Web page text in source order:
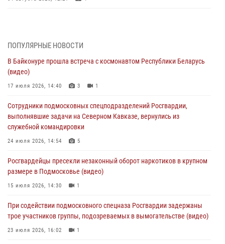
04 августа 2026, 12:15
Росгвардейцы пресекли кражу из супермаркета в Подмосковье
(видео)
03 августа 2026, 15:32
Росгвардейцы пресекли кражу сантехники, совершённую
«семейным подрядом» в Подмосковье (видео)
03 августа 2026, 15:08
«Пересвет»
02 августа 2026, 18:01 8
«Радио 1»
01 августа 2026, 17:57
ПОПУЛЯРНЫЕ НОВОСТИ
В Байконуре прошла встреча с космонавтом Республики Беларусь
(видео)
17 июля 2026, 14:40 3 1
Сотрудники подмосковных спецподразделений Росгвардии,
выполнявшие задачи на Северном Кавказе, вернулись из
служебной командировки
24 июля 2026, 14:54 5
Росгвардейцы пресекли незаконный оборот наркотиков в крупном
размере в Подмосковье (видео)
15 июля 2026, 14:30 1
При содействии подмосковного спецназа Росгвардии задержаны
трое участников группы, подозреваемых в вымогательстве (видео)
23 июля 2026, 16:02 1